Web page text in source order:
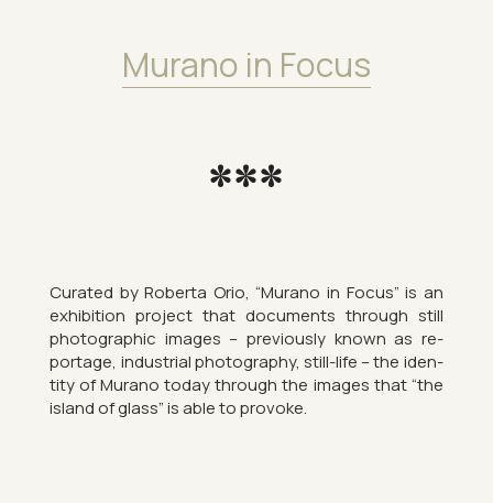
Mur­ano in Focus
***
Cur­ated by Roberta Orio, “Mur­ano in Focus” is an
ex­hib­i­tion pro­ject that doc­u­ments through still
pho­to­graphic im­ages – pre­vi­ously known as re­
port­age, in­dus­trial pho­to­graphy, still-life – the iden­
tity of Mur­ano today through the im­ages that “the
is­land of glass” is able to pro­voke.